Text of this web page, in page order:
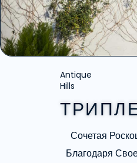
Antique
Hills
Сочетая
Благодаря